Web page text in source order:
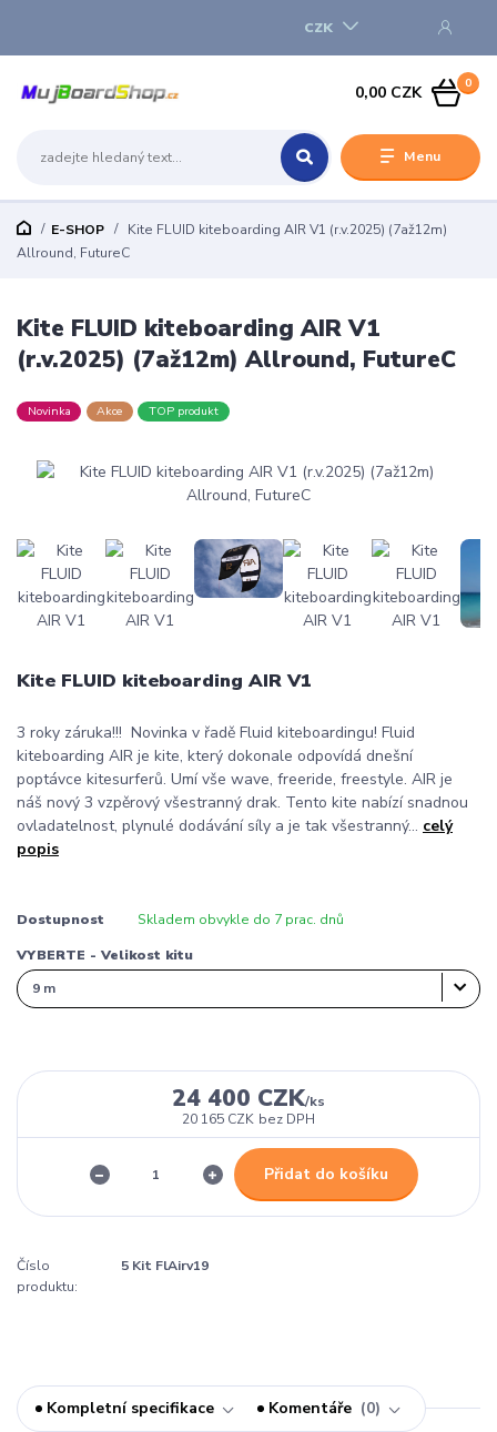
Menu
CZK
0
0,00 CZK
E-SHOP
Kite FLUID kiteboarding AIR V1 (r.v.2025) (7až12m)
Allround, FutureC
Kite FLUID kiteboarding AIR V1
(r.v.2025) (7až12m) Allround, FutureC
Novinka Akce TOP produkt
Kite FLUID kiteboarding AIR V1
3 roky záruka!!! Novinka v řadě Fluid kiteboardingu! Fluid
kiteboarding AIR je kite, který dokonale odpovídá dnešní
poptávce kitesurferů. Umí vše wave, freeride, freestyle. AIR je
náš nový 3 vzpěrový všestranný drak. Tento kite nabízí snadnou
ovladatelnost, plynulé dodávání síly a je tak všestranný... celý
popis
Dostupnost Skladem obvykle do 7 prac. dnů
VYBERTE - Velikost kitu
24 400 CZK/ks
20 165 CZK bez DPH
Přidat do košíku
Číslo
produktu:
5 Kit FlAirv19
Kompletní specifikace Komentáře 0